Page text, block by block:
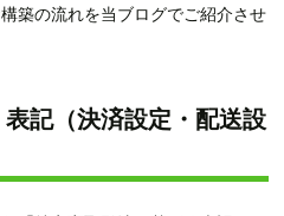
築の流れを当ブログでご紹介させ
記（決済設定・配送設